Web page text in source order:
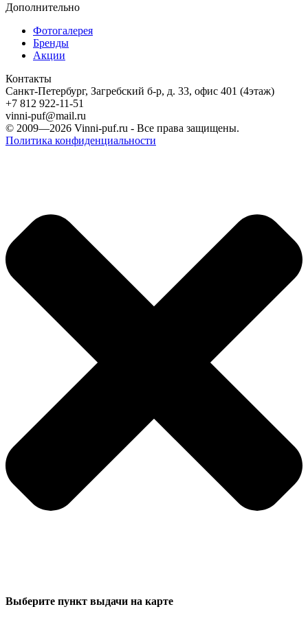
Дополнительно
Фотогалерея
Бренды
Акции
Контакты
Санкт-Петербург, Загребский б-р, д. 33, офис 401 (4этаж)
+7 812 922-11-51
vinni-puf@mail.ru
© 2009—2026 Vinni-puf.ru - Все права защищены.
Политика конфиденциальности
Выберите пункт выдачи на карте